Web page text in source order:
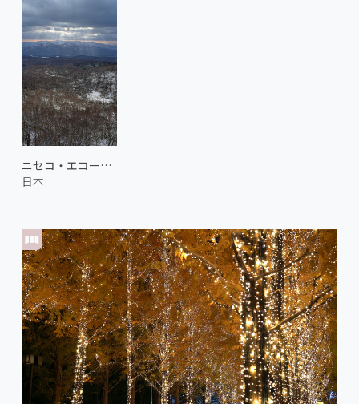
ニセコ・エコーラインからの眺め
日本